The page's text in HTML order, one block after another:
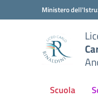
Vai ai contenuti
Vai al menu di navigazione
Ministero
Scuola